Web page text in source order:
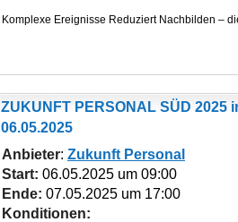
Komplexe Ereignisse Reduziert Nachbilden –
ZUKUNFT PERSONAL SÜD 2025
06.05.2025
Anbieter: Zukunft Personal
Start: 06.05.2025 um 09:00
Ende: 07.05.2025 um 17:00
Konditionen: